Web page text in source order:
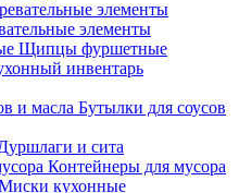
элементы
Щипцы фуршетные
инвентарь
Бутылки для соусов
и сита
Контейнеры для мусора
кухонные